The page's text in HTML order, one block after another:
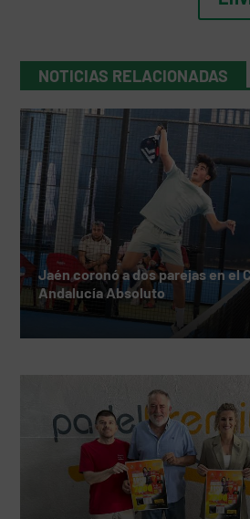
NOTICIAS RELACIONADAS
Jaén coronó a dos parejas en el
Andalucía Absoluto